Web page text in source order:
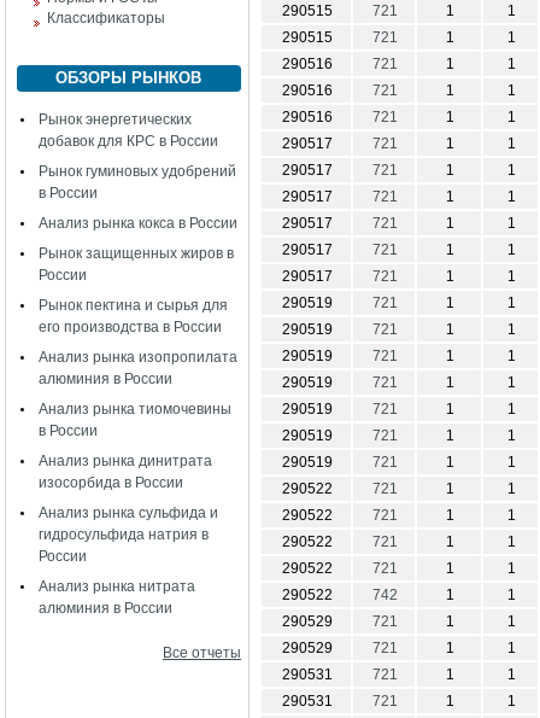
Классификаторы
ОБЗОРЫ РЫНКОВ
Рынок энергетических
добавок для КРС в России
Рынок гуминовых удобрений
в России
Анализ рынка кокса в России
Рынок защищенных жиров в
России
Рынок пектина и сырья для
его производства в России
Анализ рынка изопропилата
алюминия в России
Анализ рынка тиомочевины
в России
Анализ рынка динитрата
изосорбида в России
Анализ рынка сульфида и
гидросульфида натрия в
России
Анализ рынка нитрата
алюминия в России
Все отчеты
290515
721 1
1
290515
721 1
1
290516
721 1
1
290516
721 1
1
290516
721 1
1
290517
721 1
1
290517
721 1
1
290517
721 1
1
290517
721 1
1
290517
721 1
1
290517
721 1
1
290519
721 1
1
290519
721 1
1
290519
721 1
1
290519
721 1
1
290519
721 1
1
290519
721 1
1
290519
721 1
1
290522
721 1
1
290522
721 1
1
290522
721 1
1
290522
721 1
1
290522
742 1
1
290529
721 1
1
290529
721 1
1
290531
721 1
1
290531
721 1
1